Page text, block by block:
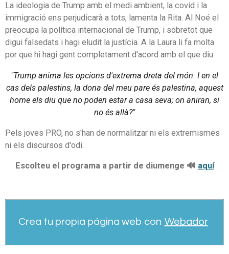
La ideologia de Trump amb el medi ambient, la covid i la
immigració ens perjudicarà a tots, lamenta la Rita. Al Noé el
preocupa la política internacional de Trump, i sobretot que
digui falsedats i hagi eludit la justícia. A la Laura li fa molta
por que hi hagi gent completament d'acord amb el que diu:
"Trump anima les opcions d'extrema dreta del món. I en el
cas dels palestins, la dona del meu pare és palestina, aquest
home els diu que no poden estar a casa seva; on aniran, si
no és allà?"
Pels joves PRO, no s'han de normalitzar ni els extremismes
ni els discursos d'odi.
Escolteu el programa a partir de diumenge 🔊 aquí
Crea tu propia página web con Webador